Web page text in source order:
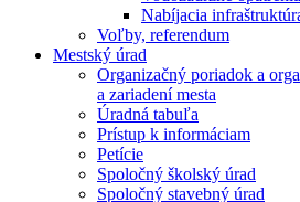
Nabíjacia
Voľby, referendum
Mestský úrad
Organizačný poriadok a
a zariadení mesta
Úradná tabuľa
Prístup k informáciam
Petície
Spoločný školský úrad
Spoločný stavebný úrad